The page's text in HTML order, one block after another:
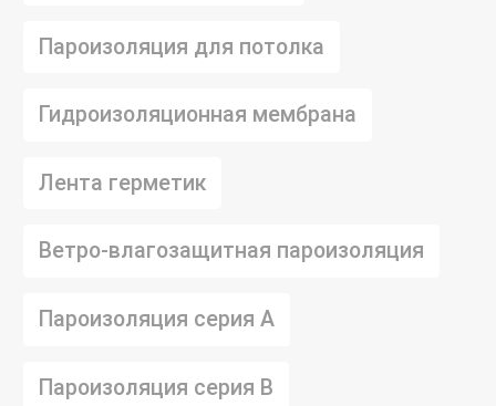
Пароизоляция для потолка
Гидроизоляционная мембрана
Лента герметик
Ветро-влагозащитная пароизоляция
Пароизоляция серия А
Пароизоляция серия B